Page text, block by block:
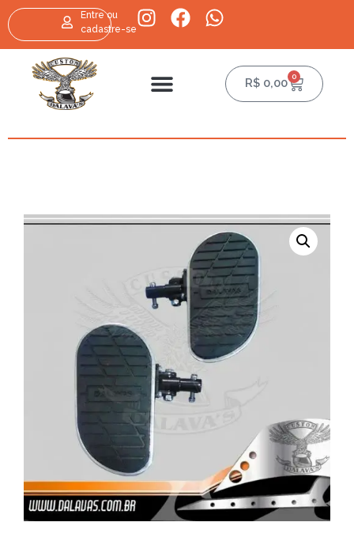
Entre ou
cadastre-se
R$ 0,00 0